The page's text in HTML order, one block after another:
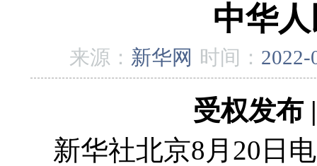
中华
来源： 新华网 时间：
受权发布
新华社北京8月20日电